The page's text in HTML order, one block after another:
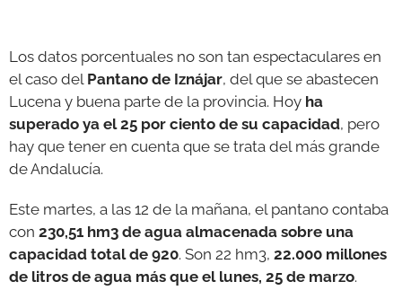
Los datos porcentuales no son tan espectaculares en
el caso del Pantano de Iznájar, del que se abastecen
Lucena y buena parte de la provincia. Hoy ha
superado ya el 25 por ciento de su capacidad, pero
hay que tener en cuenta que se trata del más grande
de Andalucía.
Este martes, a las 12 de la mañana, el pantano contaba
con 230,51 hm3 de agua almacenada sobre una
capacidad total de 920. Son 22 hm3, 22.000 millones
de litros de agua más que el lunes, 25 de marzo.